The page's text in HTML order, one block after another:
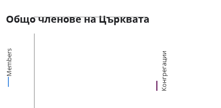
Общо членове на Църквата
Members Конгрегации